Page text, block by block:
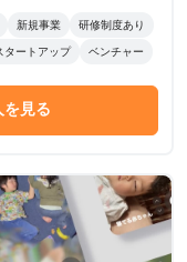
新規事業 研修制度あり
タートアップ ベンチャー
を見る